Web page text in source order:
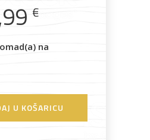
materijali
Elektromaterijal
Vijčana Okovi
€
na
U KOŠARICU